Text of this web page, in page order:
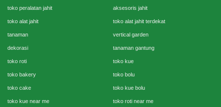
toko peralatan jahit aksesoris jahit
toko alat jahit toko alat jahit terdekat
tanaman vertical garden
dekorasi tanaman gantung
toko roti toko kue
toko bakery toko bolu
toko cake toko kue bolu
toko kue near me toko roti near me